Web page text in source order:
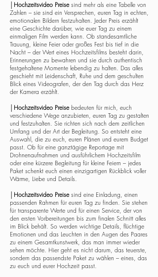
Hochzeitsvideo Preisesind mehr als eine Tabelle von
Zahlen – sie sind ein Versprechen, euren Tag in echten,
emotionalen Bildern festzuhalten. Jeder Preis erzählt
eine Geschichte darüber, wie euer Tag zu einem
einmaligen Film werden kann. Ob standesamtliche
Trauung, kleine Feier oder großes Fest bis tief in die
Nacht – der Wert eines Hochzeitsfilms besteht darin,
Erinnerungen zu bewahren und sie durch authentisch
festgehaltene Momente lebendig zu halten. Das alles
geschieht mit Leidenschaft, Ruhe und dem geschulten
Blick eines Videografen, der den Tag durch das Herz
der Kamera erzählt.
Hochzeitsvideo Preisebedeuten für mich, euch
verschiedene Wege anzubieten, euren Tag zu gestalten
und festzuhalten. Sie richten sich nach dem zeitlichen
Umfang und der Art der Begleitung. So entsteht eine
Auswahl, die zu euch, euren Plänen und eurem Budget
passt. Ob für eine ganztägige Reportage mit
Drohnenaufnahmen und ausführlichem Hochzeitsfilm
oder eine kürzere Begleitung für kleine Feiern – jedes
Paket schenkt euch einen einzigartigen Rückblick voller
Wärme, Liebe und Details.
Hochzeitsvideo Preisesind eine Einladung, einen
passenden Rahmen für euren Tag zu finden. Sie stehen
für transparente Werte und für einen Service, der von
den ersten Vorbereitungen bis zum finalen Schnitt alles
im Blick behält. So werden wichtige Details, flüchtige
Emotionen und das Leuchten in den Augen des Paares
zu einem Gesamtkunstwerk, das man immer wieder
sehen möchte. Hier geht es nicht darum, das teuerste,
sondern das passendste Paket zu wählen – eines, das
zu euch und eurer Hochzeit passt.